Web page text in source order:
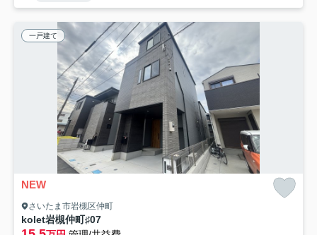
一戸建て
NEW
さいたま市岩槻区仲町
kolet岩槻仲町♯07